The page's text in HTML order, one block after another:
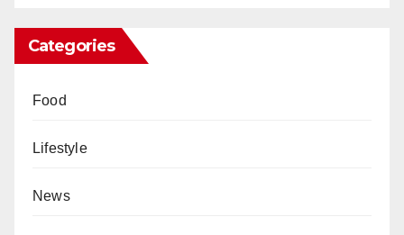
Categories
Food
Lifestyle
News